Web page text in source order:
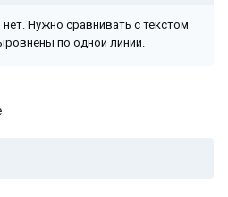
Нужно сравнивать с текстом
по одной линии.